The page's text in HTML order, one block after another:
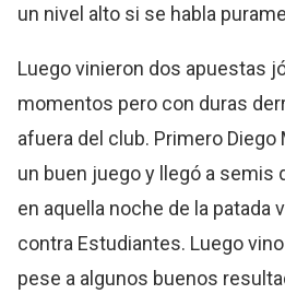
un nivel alto si se habla
Luego vinieron dos apuestas
momentos pero con duras
afuera del club. Primero Diego
un buen juego y llegó a semis
en aquella noche de la patada
contra Estudiantes. Luego
pese a algunos buenos